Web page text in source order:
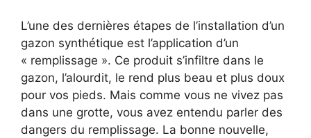
L’une des dernières étapes de l’installation d’un
gazon synthétique est l’application d’un
« remplissage ». Ce produit s’infiltre dans le
gazon, l’alourdit, le rend plus beau et plus doux
pour vos pieds. Mais comme vous ne vivez pas
dans une grotte, vous avez entendu parler des
dangers du remplissage. La bonne nouvelle,